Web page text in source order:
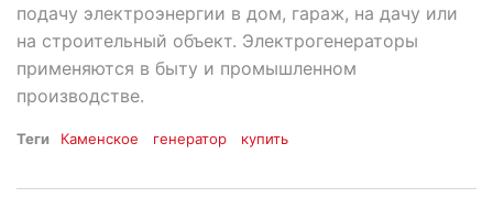
подачу электроэнергии в дом, гараж, на дачу или
на строительный объект. Электрогенераторы
применяются в быту и промышленном
производстве.
Теги Каменское генератор купить